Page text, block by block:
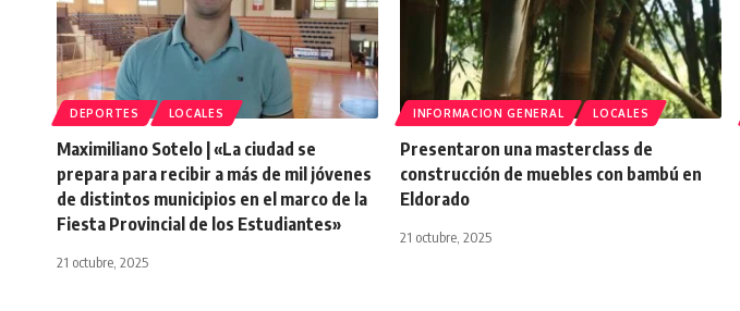
DEPORTES LOCALES
Maximiliano Sotelo | «La ciudad se
prepara para recibir a más de mil jóvenes
de distintos municipios en el marco de la
Fiesta Provincial de los Estudiantes»
21 octubre, 2025
INFORMACION GENERAL LOCALES
Presentaron una masterclass de
construcción de muebles con bambú en
Eldorado
21 octubre, 2025